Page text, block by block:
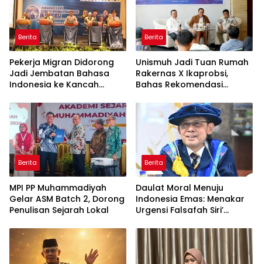
Berita
Pekerja Migran Didorong
Jadi Jembatan Bahasa
Indonesia ke Kancah
Berita
Unismuh Jadi Tuan Rumah
Rakernas X Ikaprobsi,
Bahas Rekomendasi
Indonesia di Tingkat
Global
Berita
MPI PP Muhammadiyah
Gelar ASM Batch 2, Dorong
Penulisan Sejarah Lokal
Berita
Daulat Moral Menuju
Indonesia Emas: Menakar
Urgensi Falsafah Siri’
Ancaman Kleptokrasi